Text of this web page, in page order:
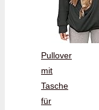
Pullover
mit
Tasche
für